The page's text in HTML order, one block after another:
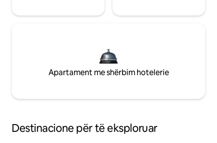
Apartament me shërbim hotelerie
Destinacione për të eksploruar